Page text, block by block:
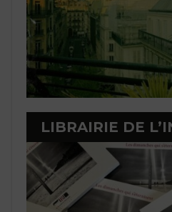
LIBRAIRIE DE